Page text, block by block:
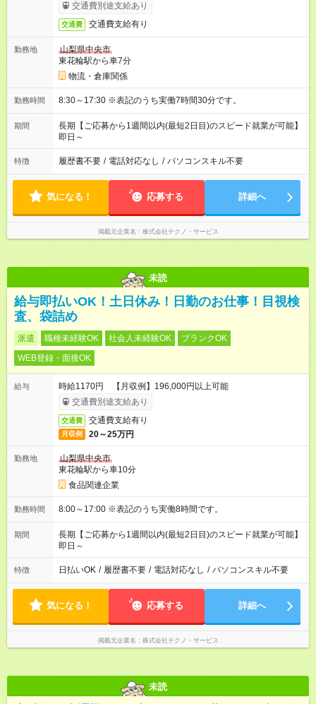
交通費別途支給あり
交通費 交通費支給有り
勤務地
山梨県中央市
東花輪駅から車7分
物流・倉庫関係
勤務時間 8:30～17:30 ※表記のうち実働7時間30分です。
期間
長期【ご応募から1週間以内(最短2日目)のスピード就業が可能】
即日～
特徴 履歴書不要 / 電話対応なし / パソコンスキル不要
気になる！ 応募する 詳細へ
掲載元企業名 株式会社テクノ・サービス
未読
給与即払いOK！土日休み！日勤のお仕事！目視検
査、袋詰め
派遣 職種未経験OK 社会人未経験OK
ブランクOK
WEB登録・面接OK
給与
時給1170円 【月収例】196,000円以上可能
交通費別途支給あり
交通費 交通費支給有り
月収例 20～25万円
勤務地
山梨県中央市
東花輪駅から車10分
食品関連企業
勤務時間 8:00～17:00 ※表記のうち実働8時間です。
期間
長期【ご応募から1週間以内(最短2日目)のスピード就業が可能】
即日～
特徴 日払いOK / 履歴書不要 / 電話対応なし / パソコンスキル不要
気になる！ 応募する 詳細へ
掲載元企業名 株式会社テクノ・サービス
未読